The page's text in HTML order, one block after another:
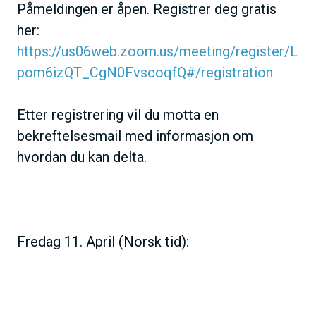
Påmeldingen er åpen. Registrer deg gratis
her:
https://us06web.zoom.us/meeting/register/L
pom6izQT_CgN0FvscoqfQ#/registration
Etter registrering vil du motta en
bekreftelsesmail med informasjon om
hvordan du kan delta.
Fredag 11. April (Norsk tid):